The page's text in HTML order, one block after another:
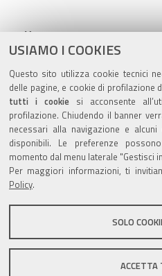
USIAMO I COOKIES
Questo sito utilizza cookie tecnici
delle pagine, e cookie di profilazione
tutti i cookiesi acconsente
profilazione. Chiudendo il banner
necessari alla navigazione e
disponibili. Le preferenze
momento dal menu laterale "Gestisci
Per maggiori informazioni, ti
Policy.
SOLO
documento
pubblicato il05/11/
ultima modifica 15/01/2020
archiviato sotto: bandi-
Sito istituzionale